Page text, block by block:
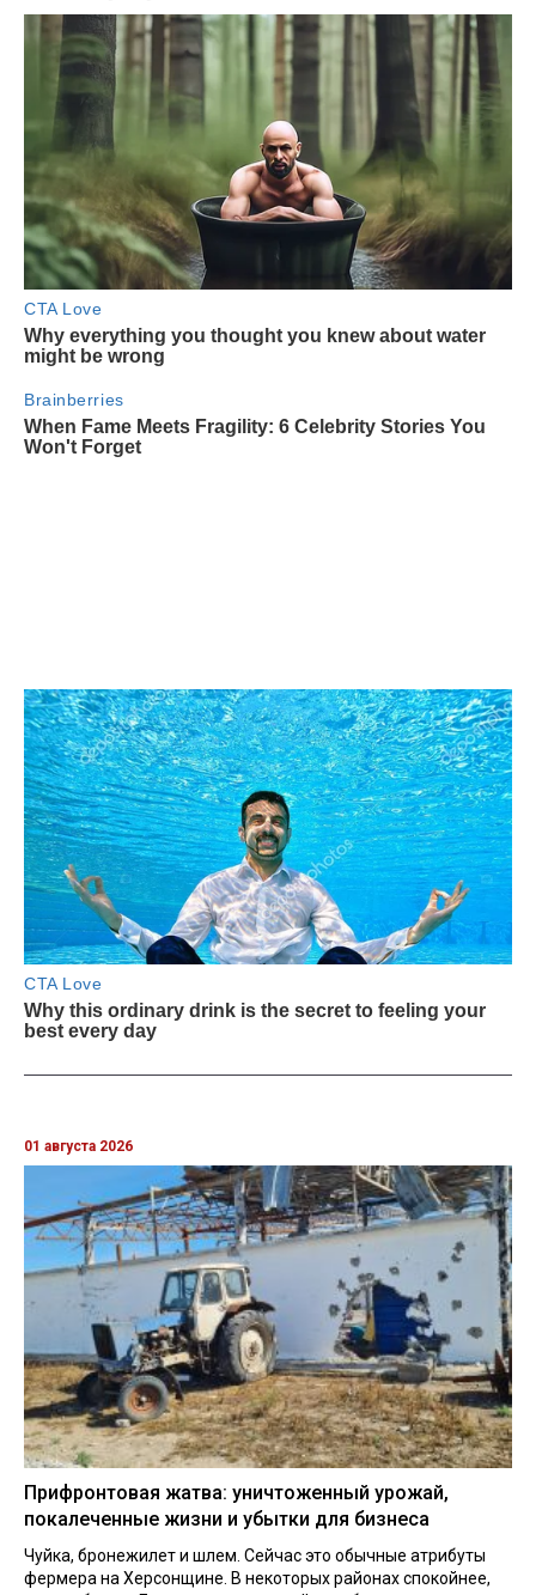
01 августа 2026
Прифронтовая жатва: уничтоженный урожай,
покалеченные жизни и убытки для бизнеса
Чуйка, бронежилет и шлем. Сейчас это обычные атрибуты
фермера на Херсонщине. В некоторых районах спокойнее,